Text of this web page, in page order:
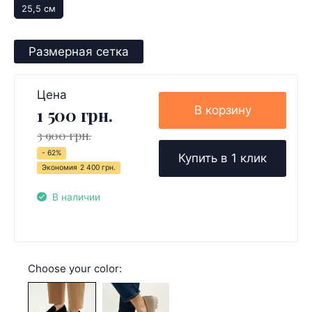
25,5 см
Размерная сетка
Цена
1 500 грн.
3 900 грн.
- 62%
Экономия 2 400 грн.
В наличии
В корзину
Купить в 1 клик
Choose your color: